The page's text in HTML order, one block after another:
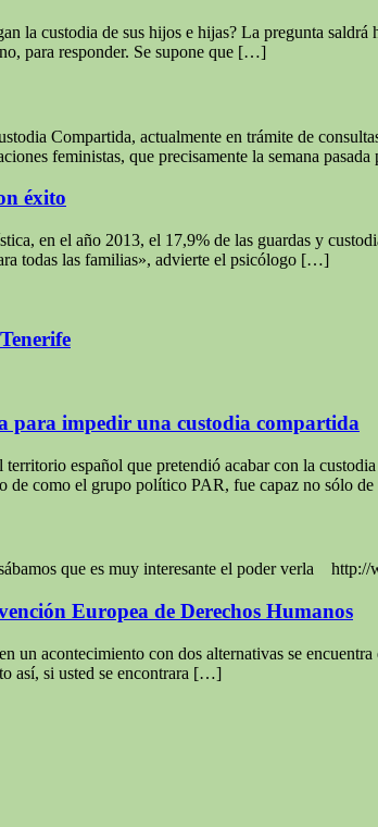
la custodia de sus hijos e hijas? La pregunta
para responder. Se supone que […]
Compartida, actualmente en trámite de
feministas, que precisamente la semana
éxito
en el año 2013, el 17,9% de las guardas y
todas las familias», advierte el psicólogo […]
para impedir una custodia compartida
español que pretendió acabar con la
de como el grupo político PAR, fue capaz no sólo
que es muy interesante el poder verla
Europea de Derechos Humanos
acontecimiento con dos alternativas se
así, si usted se encontrara […]